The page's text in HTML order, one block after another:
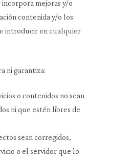
mejoras y/o
contenida y/o los
introducir en cualquier
ni garantiza:
o contenidos no sean
ni que estén libres de
sean corregidos,
o el servidor que lo